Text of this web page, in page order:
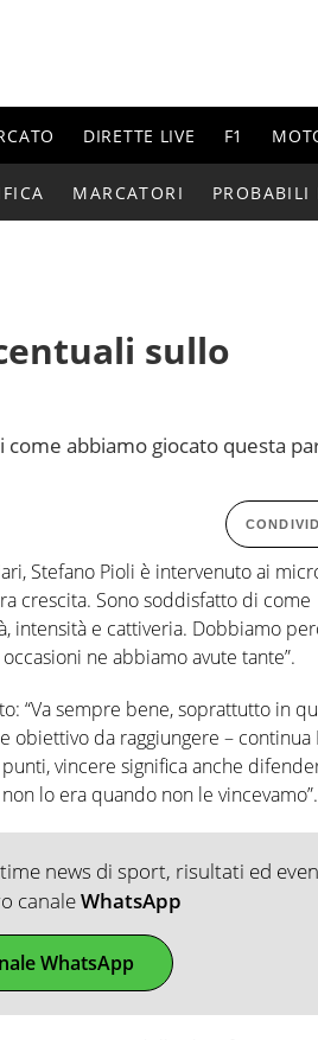
DIRETTE LIVE F1
MARCATORI PROBABILI
sullo
abbiamo giocato questa
Stefano Pioli è intervenuto ai
crescita. Sono soddisfatto di come
intensità e cattiveria. Dobbiamo
ne abbiamo avute tante”.
“Va sempre bene, soprattutto in
da raggiungere – continua
vincere significa anche
lo era quando non le vincevamo”.
news di sport, risultati ed
canaleWhatsApp
WhatsApp